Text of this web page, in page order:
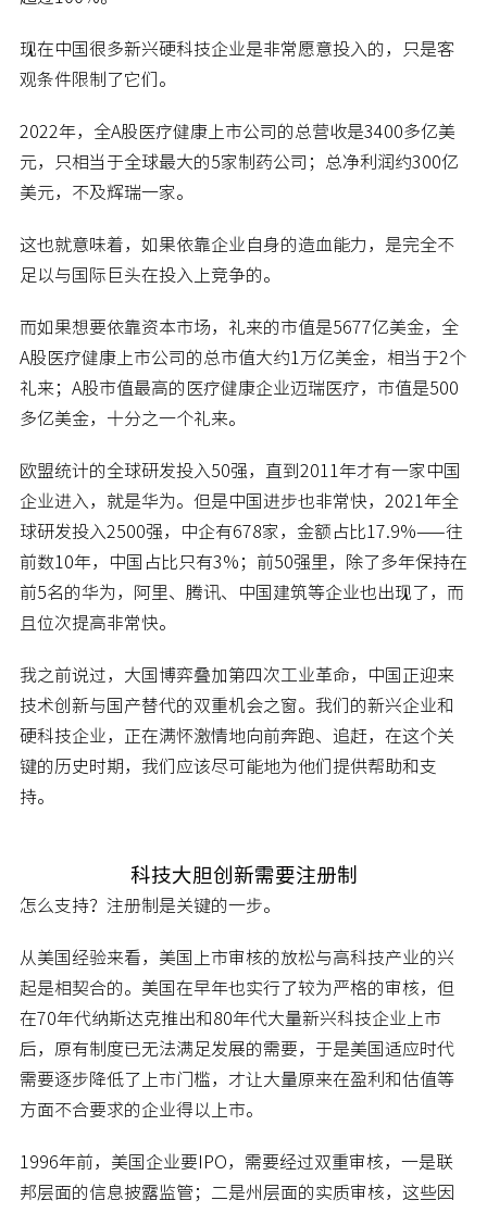
现在中国很多新兴硬科技企业是非常愿意投入的，只是客
观条件限制了它们。
2022年，全A股医疗健康上市公司的总营收是3400多亿美
元，只相当于全球最大的5家制药公司；总净利润约300亿
美元，不及辉瑞一家。
这也就意味着，如果依靠企业自身的造血能力，是完全不
足以与国际巨头在投入上竞争的。
而如果想要依靠资本市场，礼来的市值是5677亿美金，全
A股医疗健康上市公司的总市值大约1万亿美金，相当于2个
礼来；A股市值最高的医疗健康企业迈瑞医疗，市值是500
多亿美金，十分之一个礼来。
欧盟统计的全球研发投入50强，直到2011年才有一家中国
企业进入，就是华为。但是中国进步也非常快，2021年全
球研发投入2500强，中企有678家，金额占比17.9%——往
前数10年，中国占比只有3%；前50强里，除了多年保持在
前5名的华为，阿里、腾讯、中国建筑等企业也出现了，而
且位次提高非常快。
我之前说过，大国博弈叠加第四次工业革命，中国正迎来
技术创新与国产替代的双重机会之窗。我们的新兴企业和
硬科技企业，正在满怀激情地向前奔跑、追赶，在这个关
键的历史时期，我们应该尽可能地为他们提供帮助和支
持。
科技大胆创新需要注册制
怎么支持？注册制是关键的一步。
从美国经验来看，美国上市审核的放松与高科技产业的兴
起是相契合的。美国在早年也实行了较为严格的审核，但
在70年代纳斯达克推出和80年代大量新兴科技企业上市
后，原有制度已无法满足发展的需要，于是美国适应时代
需要逐步降低了上市门槛，才让大量原来在盈利和估值等
方面不合要求的企业得以上市。
1996年前，美国企业要IPO，需要经过双重审核，一是联
邦层面的信息披露监管；二是州层面的实质审核，这些因